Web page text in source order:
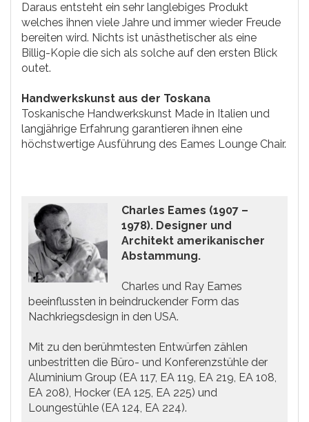
Daraus entsteht ein sehr langlebiges Produkt
welches ihnen viele Jahre und immer wieder Freude
bereiten wird. Nichts ist unästhetischer als eine
Billig-Kopie die sich als solche auf den ersten Blick
outet.
Handwerkskunst aus der Toskana
Toskanische Handwerkskunst Made in Italien und
langjährige Erfahrung garantieren ihnen eine
höchstwertige Ausführung des Eames Lounge Chair.
Charles Eames (1907 –
1978). Designer und
Architekt amerikanischer
Abstammung.
Charles und Ray Eames
beeinflussten in beindruckender Form das
Nachkriegsdesign in den USA.
Mit zu den berühmtesten Entwürfen zählen
unbestritten die Büro- und Konferenzstühle der
Aluminium Group (EA 117, EA 119, EA 219, EA 108,
EA 208), Hocker (EA 125, EA 225) und
Loungestühle (EA 124, EA 224).